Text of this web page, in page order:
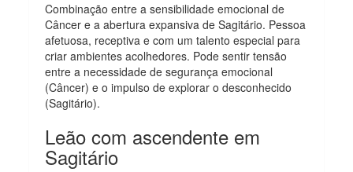
Combinação entre a sensibilidade emocional de
Câncer e a abertura expansiva de Sagitário. Pessoa
afetuosa, receptiva e com um talento especial para
criar ambientes acolhedores. Pode sentir tensão
entre a necessidade de segurança emocional
(Câncer) e o impulso de explorar o desconhecido
(Sagitário).
Leão com ascendente em
Sagitário